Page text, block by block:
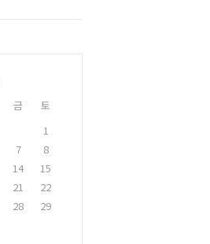
금
토
1
7
8
14
15
21
22
28
29